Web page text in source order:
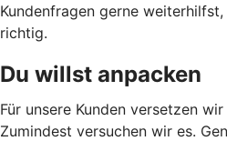
Kundenfragen gerne
richtig.
Du willst anpacken
Für unsere Kunden versetzen
Zumindest versuchen wir es.